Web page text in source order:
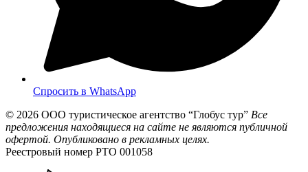
Спросить в WhatsApp
© 2026 ООО туристическое агентство “Глобус тур” Все
предложения находящиеся на сайте не являются публичной
офертой. Опубликовано в рекламных целях.
Реестровый номер РТО 001058